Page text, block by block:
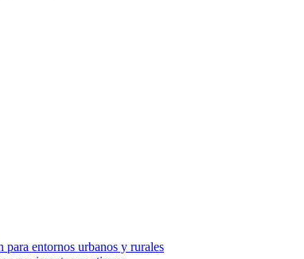
para entornos urbanos y rurales